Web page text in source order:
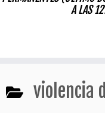
A LAS
violencia